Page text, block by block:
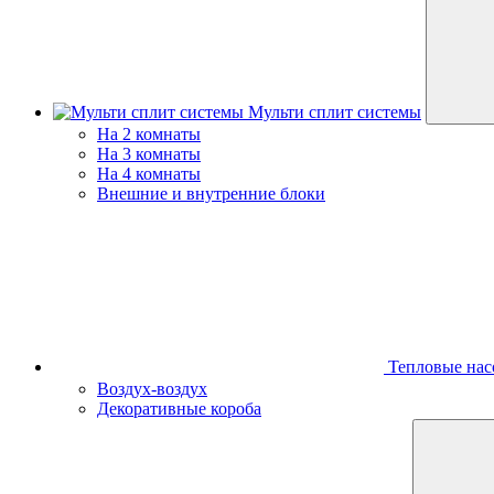
Мульти сплит системы
На 2 комнаты
На 3 комнаты
На 4 комнаты
Внешние и внутренние блоки
Тепловые
Воздух-воздух
Декоративные короба